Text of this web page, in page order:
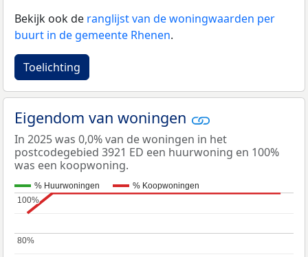
Bekijk ook de ranglijst van de woningwaarden per
buurt in de gemeente Rhenen.
Toelichting
Eigendom van woningen
In 2025 was 0,0% van de woningen in het
postcodegebied 3921 ED een huurwoning en 100%
was een koopwoning.
% Huurwoningen % Koopwoningen
80%
80%
100%
100%